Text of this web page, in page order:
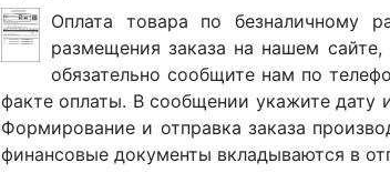
Оплата товара по безналичному
размещения заказа на нашем
обязательно сообщите нам по
факте оплаты. В сообщении укажите
Формирование и отправка заказа
финансовые документы вкладываются в